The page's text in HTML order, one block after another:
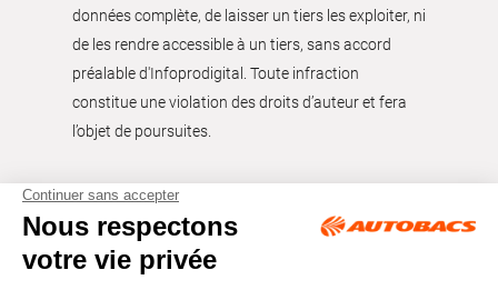
données complète, de laisser un tiers les exploiter, ni
de les rendre accessible à un tiers, sans accord
préalable d'Infoprodigital. Toute infraction
constitue une violation des droits d’auteur et fera
l’objet de poursuites.